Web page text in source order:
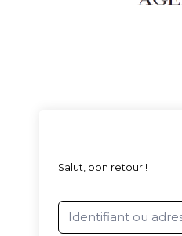
Salut, bon retour !